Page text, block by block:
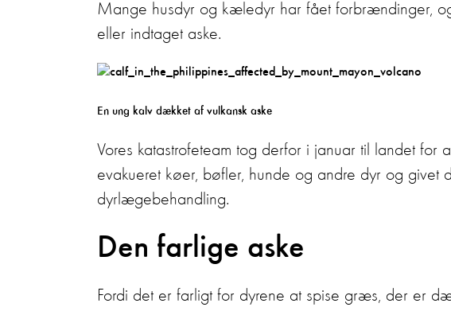
Mange husdyr og kæledyr har fået forbrændinger,
eller indtaget aske.
En ung kalv dækket af vulkansk aske
Vores katastrofeteam tog derfor i januar til landet for
evakueret køer, bøfler, hunde og andre dyr og givet
dyrlægebehandling.
Den farlige aske
Fordi det er farligt for dyrene at spise græs, der er